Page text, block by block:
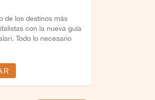
de los destinos más
con la nueva guía
Todo lo necesario